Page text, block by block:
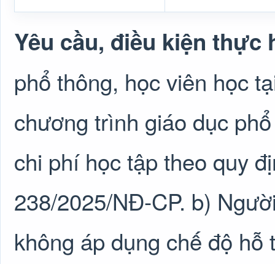
Yêu cầu, điều kiện thực
phổ thông, học viên học
chương trình giáo dục
chi phí học tập theo quy
238/2025/NĐ-CP. b)
không áp dụng chế độ